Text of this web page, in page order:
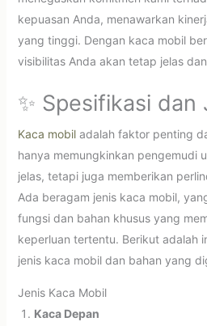
kepuasan Anda, menawarkan
yang tinggi. Dengan kaca mobil
visibilitas Anda akan tetap jelas
✨ Spesifikasi
Kaca mobiladalah faktor penting
hanya memungkinkan pengemudi
jelas, tetapi juga memberikan
Ada beragam jenis kaca mobil,
fungsi dan bahan khusus yang
keperluan tertentu. Berikut adalah
jenis kaca mobil dan bahan yang
Jenis Kaca Mobil
Kaca Depan